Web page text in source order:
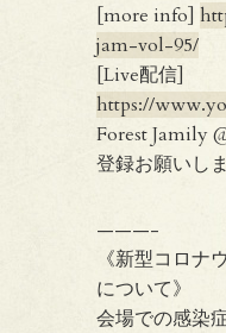
[more info]
jam-vol-95/
[Live配信]
https://
Forest Jamily
登録お願いし
———-
《新型コロナ
について》
会場での感染